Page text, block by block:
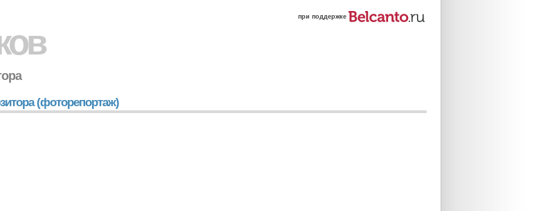
при поддержке
(фоторепортаж)